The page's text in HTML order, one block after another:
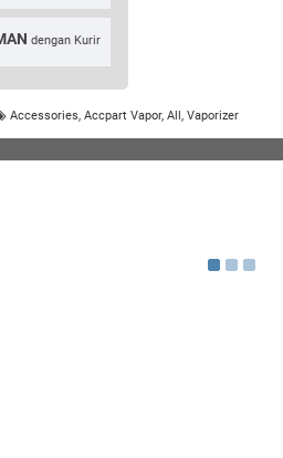
dengan Kurir
Accessories Accpart Vapor, All Vaporizer